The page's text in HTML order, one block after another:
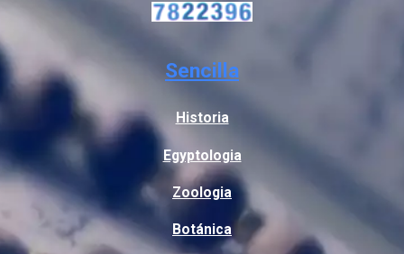
Sencilla
Historia
Egyptologia
Zoologia
Botánica